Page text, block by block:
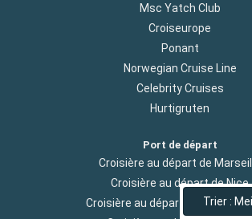
Trier :
Msc Yatch Club
Croiseurope
Ponant
Norwegian Cruise Line
Celebrity Cruises
Hurtigruten
Port de départ
Croisière au départ de
Croisière au départ de Nice
Croisière au départ de Fort de